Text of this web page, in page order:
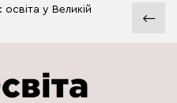
у Великій